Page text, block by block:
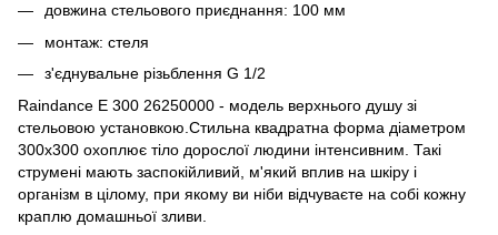
довжина стельового приєднання: 100 мм
монтаж: стеля
з'єднувальне різьблення G 1/2
Raindance E 300 26250000 - модель верхнього душу зі
стельовою установкою.Стильна квадратна форма діаметром
300х300 охоплює тіло дорослої людини інтенсивним. Такі
струмені мають заспокійливий, м'який вплив на шкіру і
організм в цілому, при якому ви ніби відчуваєте на собі кожну
краплю домашньої зливи.